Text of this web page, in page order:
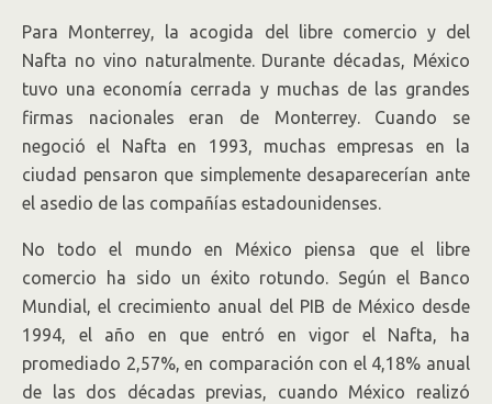
Para Monterrey, la acogida del libre comercio y del
Nafta no vino naturalmente. Durante décadas, México
tuvo una economía cerrada y muchas de las grandes
firmas nacionales eran de Monterrey. Cuando se
negoció el Nafta en 1993, muchas empresas en la
ciudad pensaron que simplemente desaparecerían ante
el asedio de las compañías estadounidenses.
No todo el mundo en México piensa que el libre
comercio ha sido un éxito rotundo. Según el Banco
Mundial, el crecimiento anual del PIB de México desde
1994, el año en que entró en vigor el Nafta, ha
promediado 2,57%, en comparación con el 4,18% anual
de las dos décadas previas, cuando México realizó